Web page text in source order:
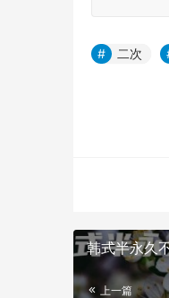
二次
韩式半永久
上一篇